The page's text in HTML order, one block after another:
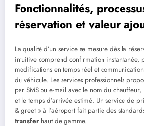
Fonctionnalités,
réservation et valeur
La qualité d’un service se mesure dès la
intuitive comprend confirmation instantanée,
modifications en temps réel et
du véhicule. Les services professionnels
par SMS ou e-mail avec le nom du
et le temps d’arrivée estimé. Un service de
& greet » à l’aéroport fait partie des
transfer haut de gamme.